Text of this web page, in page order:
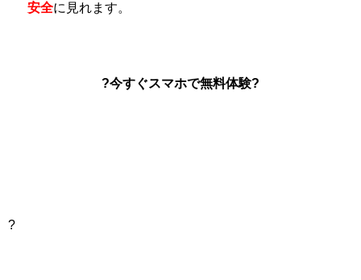
安全に見れます。
?今すぐスマホで無料体験?
?